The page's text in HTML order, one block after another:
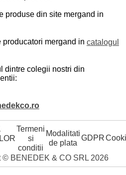
produse din site mergand in
mergand in catalogul
dintre colegii nostri din
Termeni
si
conditii
Modalitati
de plata
GDPR
© BENEDEK & CO SRL 2026